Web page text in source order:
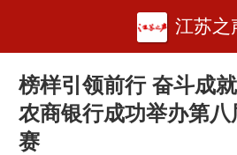
江苏之
榜样引领前行 奋斗成
农商银行成功举办第
赛